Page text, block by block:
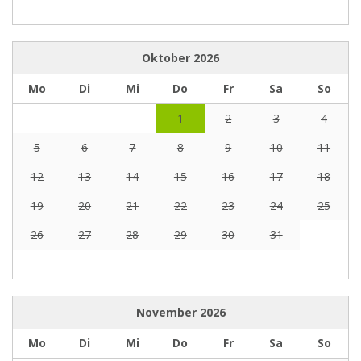
Oktober 2026
Mo
Di Mi Do Fr Sa
So
1
2 3
4
5
6 7 8 9 10
11
12
13 14 15 16 17
18
19
20 21 22 23 24
25
26
27 28 29 30 31
November 2026
Mo
Di Mi Do Fr Sa
So